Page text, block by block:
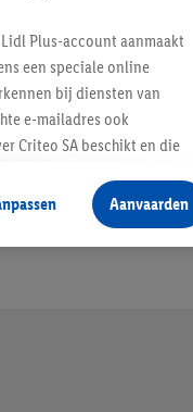
Plus-account aanmaakt
een speciale online
bij diensten van
e-mailadres ook
Criteo SA beschikt en die
voor producten waarin
toe te voegen, maar het
als er met behulp
gegevensverwerking.
toestaan. Door op
Meer informatie,
Aanvaarden